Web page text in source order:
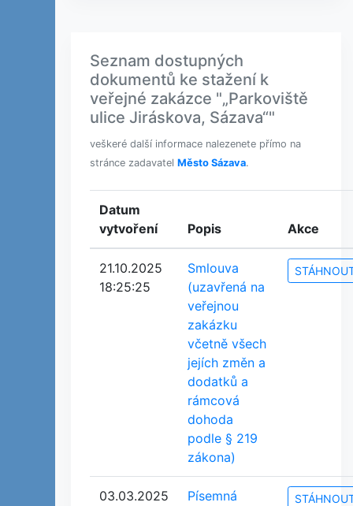
Seznam dostupných
dokumentů ke stažení k
veřejné zakázce "„Parkoviště
ulice Jiráskova, Sázava“"
veškeré další informace nalezenete přímo na
stránce zadavatel Město Sázava.
Datum
vytvoření
Popis Akce
21.10.2025
18:25:25
Smlouva
(uzavřená na
veřejnou
zakázku
včetně všech
jejích změn a
dodatků a
rámcová
dohoda
podle § 219
zákona)
03.03.2025
Písemná